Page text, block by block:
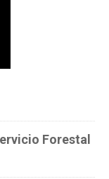
Forestal